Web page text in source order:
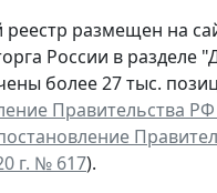
реестр размещен на
России в разделе
более 27 тыс.
Правительства
г. № 617).